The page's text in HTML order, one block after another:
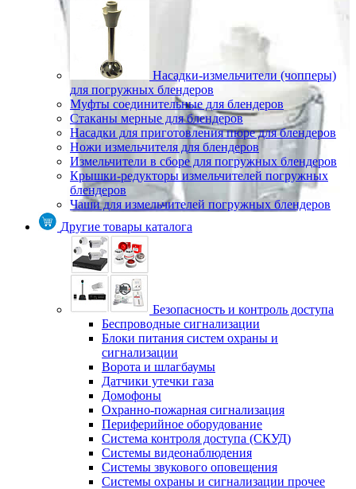
Насадки-измельчители (чопперы)
для погружных блендеров
Муфты соединительные для блендеров
Стаканы мерные для блендеров
Насадки для приготовления пюре для блендеров
Ножи измельчителя для блендеров
Измельчители в сборе для погружных блендеров
Крышки-редукторы измельчителей погружных
блендеров
Чаши для измельчителей погружных блендеров
Другие товары каталога
Безопасность и контроль доступа
Беспроводные сигнализации
Блоки питания систем охраны и
сигнализации
Ворота и шлагбаумы
Датчики утечки газа
Домофоны
Охранно-пожарная сигнализация
Периферийное оборудование
Система контроля доступа (СКУД)
Системы видеонаблюдения
Системы звукового оповещения
Системы охраны и сигнализации прочее